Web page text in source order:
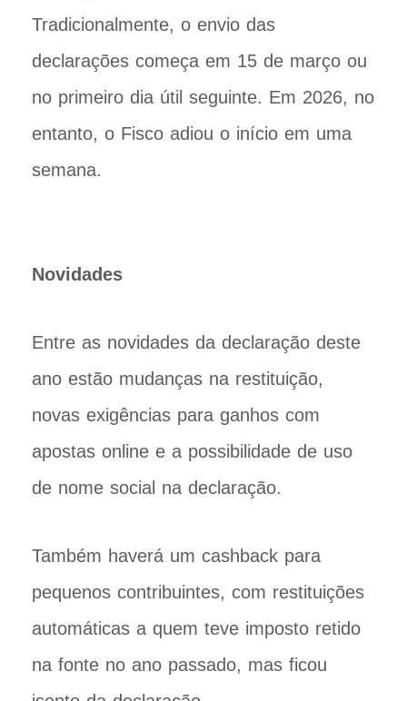
Tradicionalmente, o envio das
declarações começa em 15 de março ou
no primeiro dia útil seguinte. Em 2026, no
entanto, o Fisco adiou o início em uma
semana.
Novidades
Entre as novidades da declaração deste
ano estão mudanças na restituição,
novas exigências para ganhos com
apostas online e a possibilidade de uso
de nome social na declaração.
Também haverá um cashback para
pequenos contribuintes, com restituições
automáticas a quem teve imposto retido
na fonte no ano passado, mas ficou